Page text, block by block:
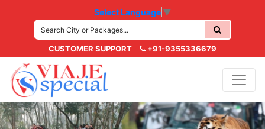
Select Language ▼
CUSTOMER SUPPORT +91-9355336679